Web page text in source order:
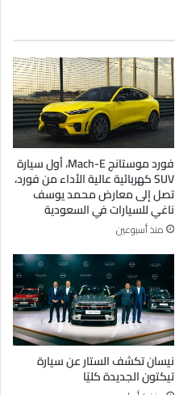
فورد موستانج Mach-E، أول سيارة
SUV كهربائية عالية الأداء من فورد،
تصل إلى معارض محمد يوسف
ناغي للسيارات في السعودية
منذ أسبوعين
نيسان تكشف الستار عن سيارة
تيكتون الجديدة كليًا